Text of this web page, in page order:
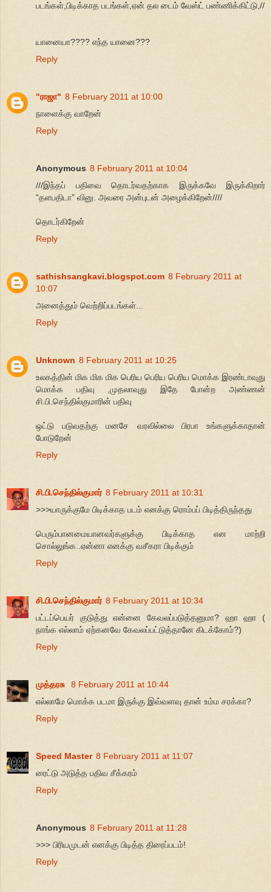
படங்கள்,பிடிக்காத படங்கள்,ஏன் தல டைம் வேஸ்ட் பண்ணிக்கிட்டு,//
யானையா???? எந்த யானை???
Reply
"ராஜா" 8 February 2011 at 10:00
நாளைக்கு வாறேன்
Reply
Anonymous 8 February 2011 at 10:04
///இந்தப் பதிவை தொடர்வதற்காக இருக்கவே இருக்கிறார்
“தளபதிடா” வினு. அவரை அன்புடன் அழைக்கிறேன்////
தொடர்கிறேன்
Reply
sathishsangkavi.blogspot.com 8 February 2011 at
10:07
அனைத்தும் வெற்றிப்படங்கள்...
Reply
Unknown 8 February 2011 at 10:25
உலகத்தின் மிக மிக மிக பெரிய பெரிய பெரிய மொக்க இரண்டாவுது
மொக்க பதிவு ,முதலாவுது இதே போன்ற அண்ணன்
சி.பி.செந்தில்குமாரின் பதிவு
ஒட்டு படுவதற்கு மனசே வரவில்லை பிரபா உங்களுக்காதான்
போடுறேன்
Reply
சி.பி.செந்தில்குமார் 8 February 2011 at 10:31
>>>யாருக்குமே பிடிக்காத படம் எனக்கு ரொம்பப் பிடித்திருந்தது
பெரும்பானமையானவர்களுக்கு பிடிக்காத என மாற்றி
சொல்லுங்க..ஏன்னா எனக்கு வசீகரா பிடிக்கும்
Reply
சி.பி.செந்தில்குமார் 8 February 2011 at 10:34
பட்டப்பெயர் குடுத்து என்னை கேவலப்படுத்தனுமா? ஹா ஹா (
நாங்க எல்லாம் ஏற்கனவே கேவலப்பட்டுத்தானே கிடக்கோம்?)
Reply
முத்தரசு
8 February 2011 at 10:44
எல்லாமே மொக்க படமா இருக்கு இவ்வளவு தான் உம்ம சரக்கா?
Reply
Speed Master 8 February 2011 at 11:07
ரைட்டு அடுத்த பதிவ சீக்கரம்
Reply
Anonymous 8 February 2011 at 11:28
>>> பிரியமுடன் எனக்கு பிடித்த திரைப்படம்!
Reply